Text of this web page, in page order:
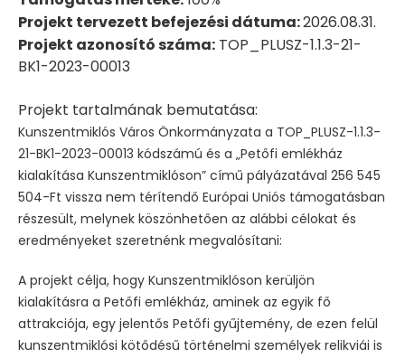
Projekt tervezett befejezési dátuma:2026.08.31.
Projekt azonosító száma: TOP_PLUSZ-1.1.3-21-
BK1-2023-00013
Projekt tartalmának bemutatása:
Kunszentmiklós Város Önkormányzata a TOP_PLUSZ-1.1.3-
21-BK1-2023-00013 kódszámú és a „Petőfi emlékház
kialakítása Kunszentmiklóson” című pályázatával 256 545
504-Ft vissza nem térítendő Európai Uniós támogatásban
részesült, melynek köszönhetően az alábbi célokat és
eredményeket szeretnénk megvalósítani:
A projekt célja, hogy Kunszentmiklóson kerüljön
kialakításra a Petőfi emlékház, aminek az egyik fő
attrakciója, egy jelentős Petőfi gyűjtemény, de ezen felül
kunszentmiklósi kötődésű történelmi személyek relikviái is